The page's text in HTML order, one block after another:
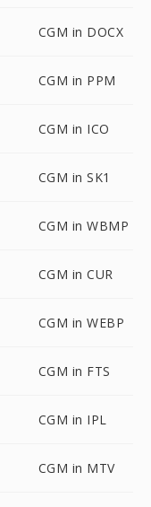
CGM in DOCX
CGM in PPM
CGM in ICO
CGM in SK1
CGM in WBMP
CGM in CUR
CGM in WEBP
CGM in FTS
CGM in IPL
CGM in MTV